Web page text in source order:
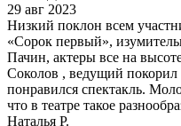
29 авг 2023
Низкий поклон всем
«Сорок первый»,
Пачин, актеры все на
Соколов , ведущий
понравился спектакль.
что в театре такое
Наталья Р.